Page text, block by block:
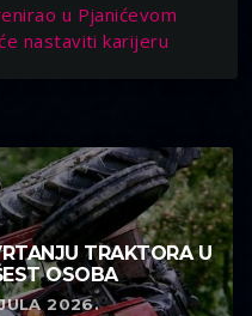
u Pjanićevom
nastaviti karijeru
TRAKTORA U
OSOBA
2026.